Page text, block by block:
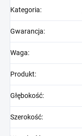
Kategoria:
Gwarancja:
Waga:
Produkt:
Głębokość:
Szerokość: